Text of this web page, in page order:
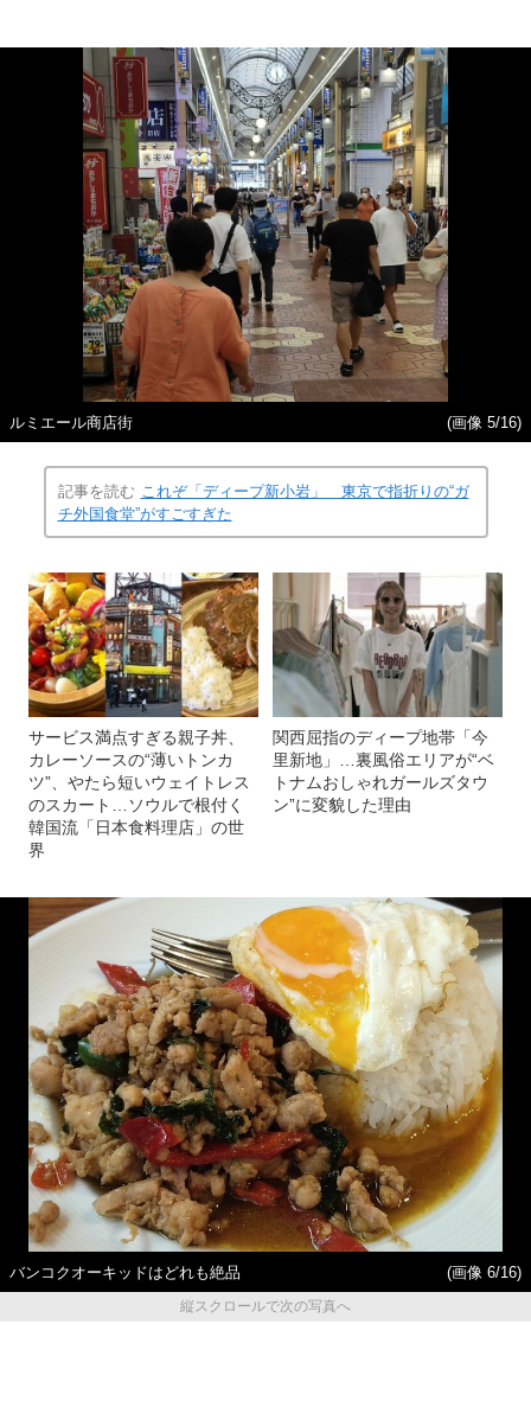
ルミエール商店街 (画像 5/16)
記事を読む これぞ「ディープ新小岩」 東京で指折りの“ガ
チ外国食堂”がすごすぎた
サービス満点すぎる親子丼、
カレーソースの“薄いトンカ
ツ”、やたら短いウェイトレス
のスカート…ソウルで根付く
韓国流「日本食料理店」の世
界
関西屈指のディープ地帯「今
里新地」…裏風俗エリアが“ベ
トナムおしゃれガールズタウ
ン”に変貌した理由
バンコクオーキッドはどれも絶品
(画像 6/16)
縦スクロールで次の写真へ